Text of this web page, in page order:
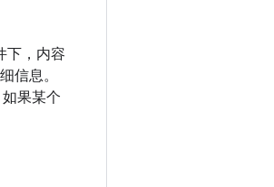
下，内容
信息。
果某个